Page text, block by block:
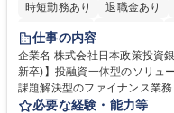
時短勤務あり
退職金あり
駅近5分以内
食事補助あり
託児所あり
仕事の内容
企業名 株式会社日本政策投資銀行 求人名 【総合職/ポテンシャル
新卒)】投融資一体型のソリューション提案 仕事の
課題解決型のファイナンス業
リー業務、地域戦略企画業務
必要な経験・能力等